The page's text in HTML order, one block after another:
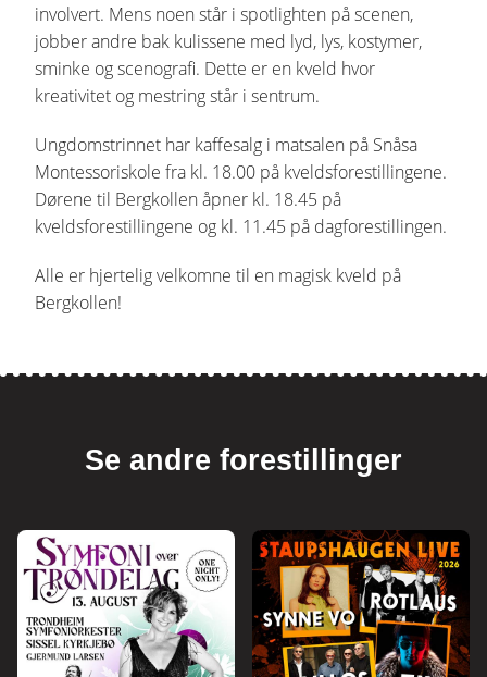
involvert. Mens noen står i spotlighten på scenen,
jobber andre bak kulissene med lyd, lys, kostymer,
sminke og scenografi. Dette er en kveld hvor
kreativitet og mestring står i sentrum.
Ungdomstrinnet har kaffesalg i matsalen på Snåsa
Montessoriskole fra kl. 18.00 på kveldsforestillingene.
Dørene til Bergkollen åpner kl. 18.45 på
kveldsforestillingene og kl. 11.45 på dagforestillingen.
Alle er hjertelig velkomne til en magisk kveld på
Bergkollen!
Se andre forestillinger